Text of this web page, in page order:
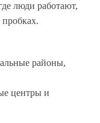
люди работают,
районы,
центры и